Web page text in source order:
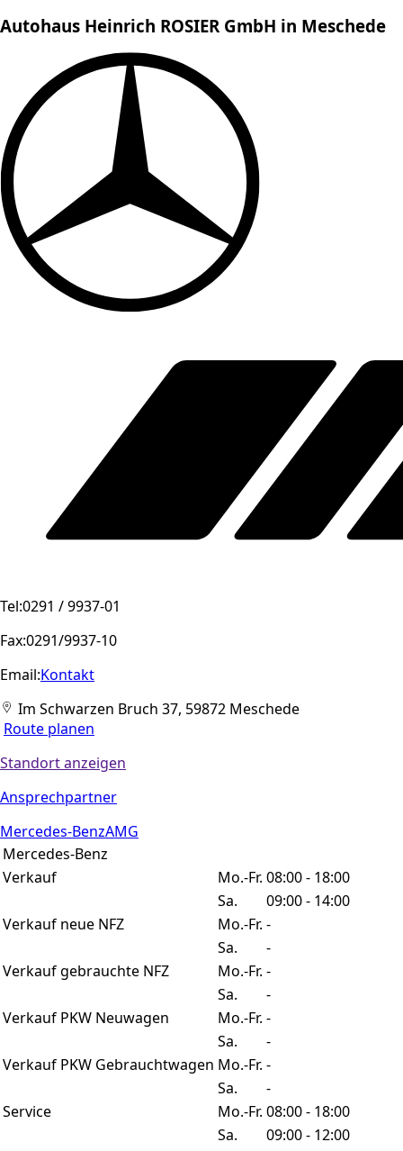
Autohaus Heinrich ROSIER GmbH in Meschede
Tel:0291 / 9937-01
Fax:0291/9937-10
Email:Kontakt
Im Schwarzen Bruch 37, 59872 Meschede
Route planen
Standort anzeigen
Ansprechpartner
Mercedes-BenzAMG
Mercedes-Benz
Verkauf
Mo.-Fr. 08:00 - 18:00
Sa.
09:00 - 14:00
Verkauf neue NFZ
Mo.-Fr. -
Sa.
-
Verkauf gebrauchte NFZ
Mo.-Fr. -
Sa.
-
Verkauf PKW Neuwagen
Mo.-Fr. -
Sa.
-
Verkauf PKW Gebrauchtwagen Mo.-Fr. -
Sa.
-
Service
Mo.-Fr. 08:00 - 18:00
Sa.
09:00 - 12:00